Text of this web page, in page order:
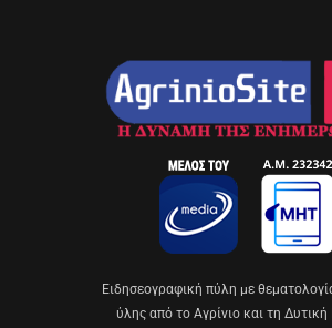
Eιδησεογραφική πύλη με
ύλης από το Αγρίνιο και τη